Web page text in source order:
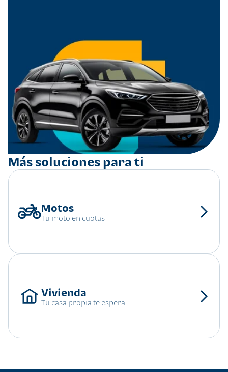
Más soluciones para ti
Tu moto en cuotas
Tu casa propia te espera